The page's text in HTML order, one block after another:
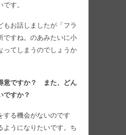
す。
もお話しましたが「フラ
ですね。のあみたいに小
ってしまうのでしょうか
意ですか？ また、どん
ですか？
する機会がないのです
ようになりたいです。ち